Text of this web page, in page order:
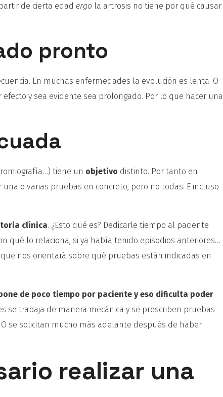
de cierta edad ergo la artrosis no tiene por qué causar
pronto
En muchas enfermedades la evolución es lenta. O
y sea evidente sea prolongado. Por lo que hacer una
tiene un objetivo distinto. Por tanto en
o varias pruebas en concreto, pero no todas. E incluso
clínica. ¿Esto qué es? Dedicarle tiempo al paciente
qué lo relaciona, si ya había tenido episodios anteriores…
que nos orientará sobre qué pruebas están indicadas en
de poco tiempo por paciente y eso dificulta poder
se trabaja de manera mecánica y se prescriben pruebas
se solicitan mucho más adelante después de haber
realizar una